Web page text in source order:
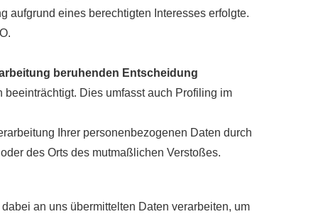
aufgrund eines berechtigten Interesses erfolgte.
beruhenden Entscheidung
Dies umfasst auch Profiling im
Ihrer personenbezogenen Daten durch
des Orts des mutmaßlichen Verstoßes.
an uns übermittelten Daten verarbeiten, um